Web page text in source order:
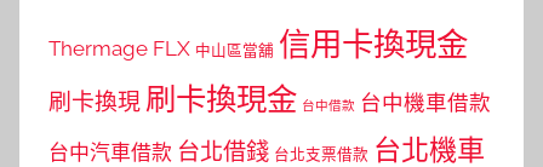
Thermage FLX 中山區當舖 信用卡換現金
刷卡換現 刷卡換現金 台中借款 台中機車借款
台中汽車借款 台北借錢 台北支票借款 台北機車